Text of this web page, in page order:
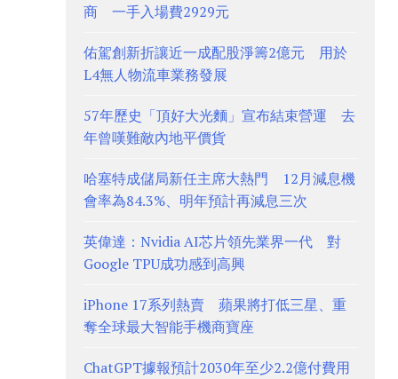
商 一手入場費2929元
佑駕創新折讓近一成配股淨籌2億元 用於
L4無人物流車業務發展
57年歷史「頂好大光麵」宣布結束營運 去
年曾嘆難敵內地平價貨
哈塞特成儲局新任主席大熱門 12月減息機
會率為84.3%、明年預計再減息三次
英偉達：Nvidia AI芯片領先業界一代 對
Google TPU成功感到高興
iPhone 17系列熱賣 蘋果將打低三星、重
奪全球最大智能手機商寶座
ChatGPT據報預計2030年至少2.2億付費用